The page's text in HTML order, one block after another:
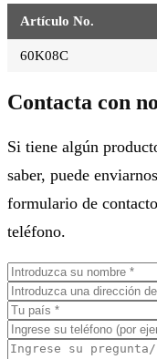
Artículo No.
60K08C
Contacta con
Si tiene algún
saber, puede
formulario de
teléfono.